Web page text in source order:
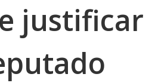
justificar